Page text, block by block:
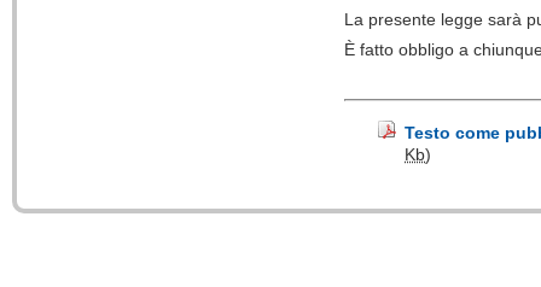
La presente legge sarà
È fatto obbligo a
Testo come
Kb)